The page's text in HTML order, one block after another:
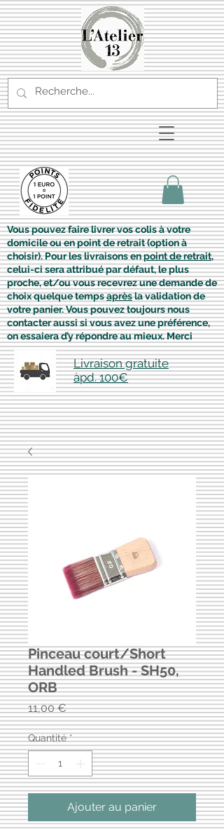
Vous pouvez faire livrer vos colis à votre
domicile ou en point de retrait (option à
choisir). Pour les livraisons enpoint de retrait,
celui-ci sera attribué par défaut, le plus
proche, et/ou vous recevrez une demande de
choix quelque tempsaprèsla validation de
votre panier. Vous pouvez toujours nous
contacter aussi si vous avez une préférence,
on essaiera d’y répondre au mieux. Merci
Livraison gratuite
àpd. 100€
Pinceau court/Short
Handled Brush - SH50,
ORB
11,00 €Prix
Quantité *
Ajouter au panier